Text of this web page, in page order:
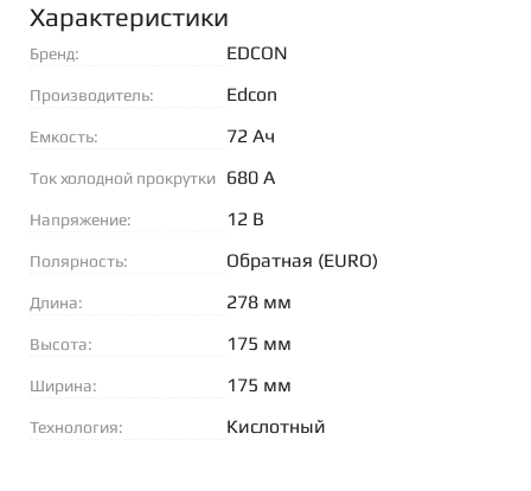
Характеристики
Бренд: EDCON
Производитель: Edcon
Емкость: 72 Ач
Ток холодной прокрутки
680 А
Напряжение: 12 В
Полярность: Обратная (EURO)
Длина: 278 мм
Высота: 175 мм
Ширина: 175 мм
Технология: Кислотный